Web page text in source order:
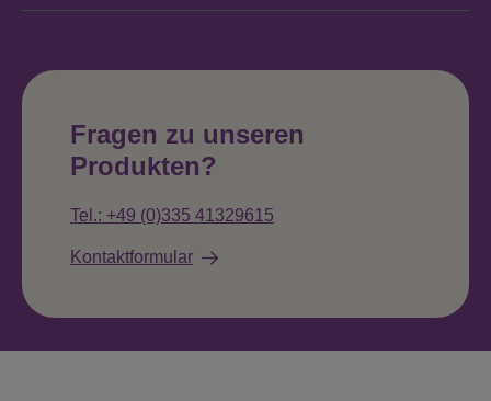
Fragen zu unseren
Produkten?
Tel.: +49 (0)335 41329615
Kontaktformular